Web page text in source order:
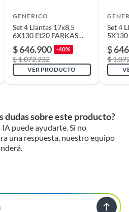
GENERICO
Set 4 Llantas 17x8,5
6X130 Et20 FARKAS
$ 646.900 -40%
$ 1.072.232
VER PRODUCTO
Set 4
$
$
dudas sobre este producto?
puede ayudarte. Si no
una respuesta, nuestro equipo